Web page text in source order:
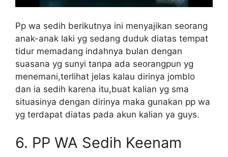
Pp wa sedih berikutnya ini menyajikan seorang
anak-anak laki yg sedang duduk diatas tempat
tidur memadang indahnya bulan dengan
suasana yg sunyi tanpa ada seorangpun yg
menemani,terlihat jelas kalau dirinya jomblo
dan ia sedih karena itu,buat kalian yg sma
situasinya dengan dirinya maka gunakan pp wa
yg terdapat diatas pada akun kalian ya guys.
6. PP WA Sedih Keenam